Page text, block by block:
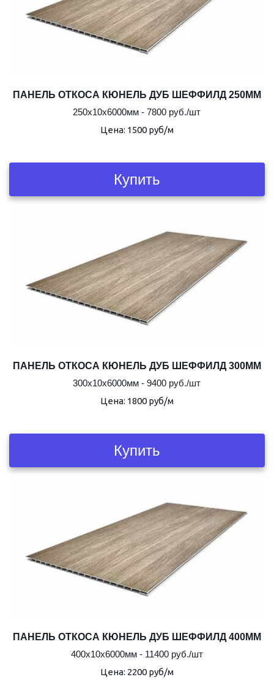
ПАНЕЛЬ ОТКОСА КЮНЕЛЬ ДУБ ШЕФФИЛД 250ММ
250х10х6000мм - 7800 руб./шт
Цена: 1500 руб/м
Купить
ПАНЕЛЬ ОТКОСА КЮНЕЛЬ ДУБ ШЕФФИЛД 300ММ
300х10х6000мм - 9400 руб./шт
Цена: 1800 руб/м
Купить
ПАНЕЛЬ ОТКОСА КЮНЕЛЬ ДУБ ШЕФФИЛД 400ММ
400х10х6000мм - 11400 руб./шт
Цена: 2200 руб/м